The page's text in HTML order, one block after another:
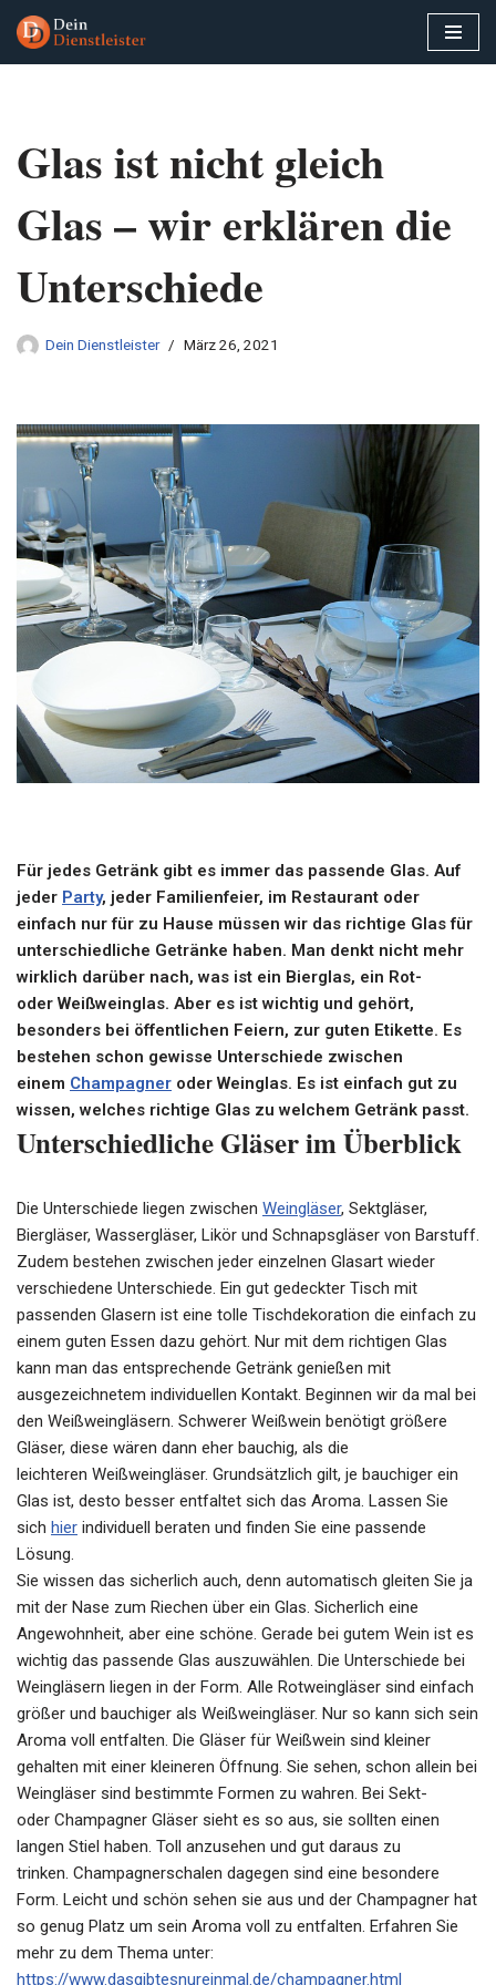
Zum
Glas ist nicht gleich
Glas – wir erklären die
Unterschiede
Dein Dienstleister März 26, 2021
Für jedes Getränk gibt es immer das passende Glas. Auf
jeder Party, jeder Familienfeier, im Restaurant oder
einfach nur für zu Hause müssen wir das richtige Glas für
unterschiedliche Getränke haben. Man denkt nicht mehr
wirklich darüber nach, was ist ein Bierglas, ein Rot-
oder Weißweinglas. Aber es ist wichtig und gehört,
besonders bei öffentlichen Feiern, zur guten Etikette. Es
bestehen schon gewisse Unterschiede zwischen
einem Champagner oder Weinglas. Es ist einfach gut zu
wissen, welches richtige Glas zu welchem Getränk passt.
Unterschiedliche Gläser im Überblick
Die Unterschiede liegen zwischen Weingläser, Sektgläser,
Biergläser, Wassergläser, Likör und Schnapsgläser von Barstuff.
Zudem bestehen zwischen jeder einzelnen Glasart wieder
verschiedene Unterschiede. Ein gut gedeckter Tisch mit
passenden Glasern ist eine tolle Tischdekoration die einfach zu
einem guten Essen dazu gehört. Nur mit dem richtigen Glas
kann man das entsprechende Getränk genießen mit
ausgezeichnetem individuellen Kontakt. Beginnen wir da mal bei
den Weißweingläsern. Schwerer Weißwein benötigt größere
Gläser, diese wären dann eher bauchig, als die
leichteren Weißweingläser. Grundsätzlich gilt, je bauchiger ein
Glas ist, desto besser entfaltet sich das Aroma. Lassen Sie
sich hier individuell beraten und finden Sie eine passende
Lösung.
Sie wissen das sicherlich auch, denn automatisch gleiten Sie ja
mit der Nase zum Riechen über ein Glas. Sicherlich eine
Angewohnheit, aber eine schöne. Gerade bei gutem Wein ist es
wichtig das passende Glas auszuwählen. Die Unterschiede bei
Weingläsern liegen in der Form. Alle Rotweingläser sind einfach
größer und bauchiger als Weißweingläser. Nur so kann sich sein
Aroma voll entfalten. Die Gläser für Weißwein sind kleiner
gehalten mit einer kleineren Öffnung. Sie sehen, schon allein bei
Weingläser sind bestimmte Formen zu wahren. Bei Sekt-
oder Champagner Gläser sieht es so aus, sie sollten einen
langen Stiel haben. Toll anzusehen und gut daraus zu
trinken. Champagnerschalen dagegen sind eine besondere
Form. Leicht und schön sehen sie aus und der Champagner hat
so genug Platz um sein Aroma voll zu entfalten. Erfahren Sie
mehr zu dem Thema unter:
https://www.dasgibtesnureinmal.de/champagner.html